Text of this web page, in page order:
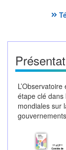
étape clé
mondiales sur